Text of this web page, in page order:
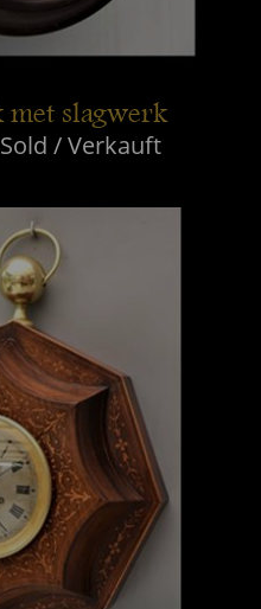
met slagwerk
/ Verkauft